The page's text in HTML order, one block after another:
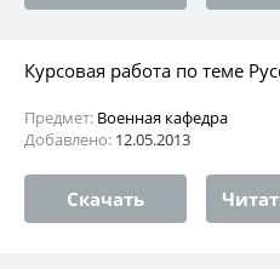
Курсовая работа по теме
Предмет: Военная кафедра
Добавлено: 12.05.2013
Скачать